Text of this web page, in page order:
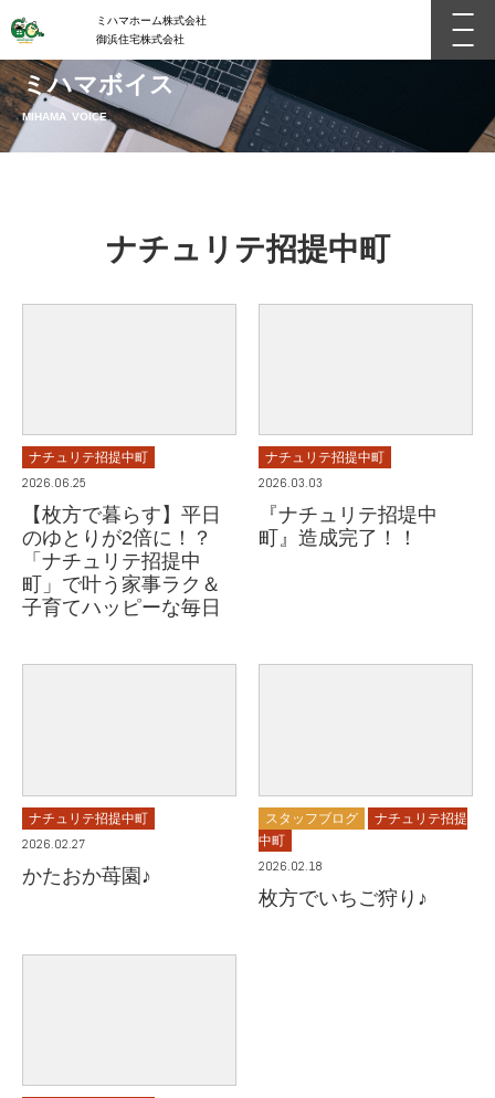
ミハマホーム株式会社
御浜住宅株式会社
ミハマボイス
MIHAMA VOICE
ナチュリテ招提中町
ナチュリテ招提中町
2026.06.25
【枚方で暮らす】平日
のゆとりが2倍に！？
「ナチュリテ招提中
町」で叶う家事ラク＆
子育てハッピーな毎日
ナチュリテ招提中町
2026.03.03
『ナチュリテ招堤中
町』造成完了！！
ナチュリテ招提中町
2026.02.27
かたおか苺園♪
スタッフブログ
ナチュリテ招提
中町
2026.02.18
枚方でいちご狩り♪